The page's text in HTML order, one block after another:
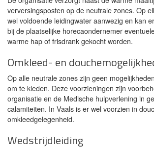
verversingsposten op de neutrale zones. Op
wel voldoende leidingwater aanwezig en kan
bij de plaatselijke horecaondernemer
warme hap of frisdrank gekocht worden.
Omkleed- en
Op alle neutrale zones zijn geen
om te kleden. Deze voorzieningen zijn
organisatie en de Medische hulpverlening in
calamiteiten. In Vaals is er wel voorzien in
omkleedgelegenheid.
Wedstrijdleiding